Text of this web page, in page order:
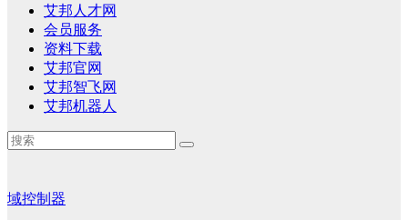
艾邦人才网
会员服务
资料下载
艾邦官网
艾邦智飞网
艾邦机器人
域控制器